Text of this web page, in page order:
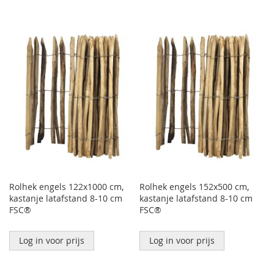
Rolhek engels 122x1000 cm,
kastanje latafstand 8-10 cm
FSC®
Log in voor prijs
Rolhek engels 152x500 cm,
kastanje latafstand 8-10 cm
FSC®
Log in voor prijs